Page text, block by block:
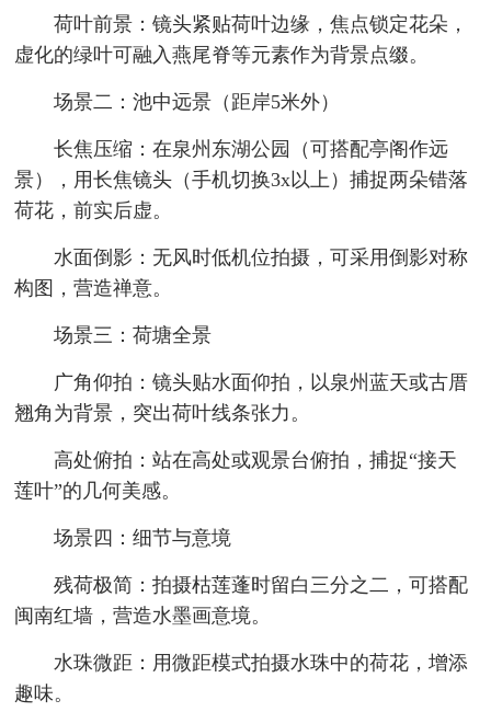
荷叶前景：镜头紧贴荷叶边缘，焦点锁定花朵，
虚化的绿叶可融入燕尾脊等元素作为背景点缀。
场景二：池中远景（距岸5米外）
长焦压缩：在泉州东湖公园（可搭配亭阁作远
景），用长焦镜头（手机切换3x以上）捕捉两朵错落
荷花，前实后虚。
水面倒影：无风时低机位拍摄，可采用倒影对称
构图，营造禅意。
场景三：荷塘全景
广角仰拍：镜头贴水面仰拍，以泉州蓝天或古厝
翘角为背景，突出荷叶线条张力。
高处俯拍：站在高处或观景台俯拍，捕捉“接天
莲叶”的几何美感。
场景四：细节与意境
残荷极简：拍摄枯莲蓬时留白三分之二，可搭配
闽南红墙，营造水墨画意境。
水珠微距：用微距模式拍摄水珠中的荷花，增添
趣味。